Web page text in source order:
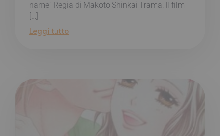
name” Regia di Makoto Shinkai Trama: Il film
[…]
Leggi tutto